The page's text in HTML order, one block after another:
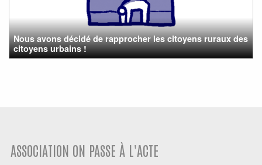
Nous avons décidé de rapprocher les citoyens ruraux des
citoyens urbains !
ASSOCIATION ON PASSE À L'ACTE